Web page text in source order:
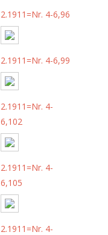
2.1911=Nr. 4-6,96
2.1911=Nr. 4-6,99
2.1911=Nr. 4-
6,102
2.1911=Nr. 4-
6,105
2.1911=Nr. 4-